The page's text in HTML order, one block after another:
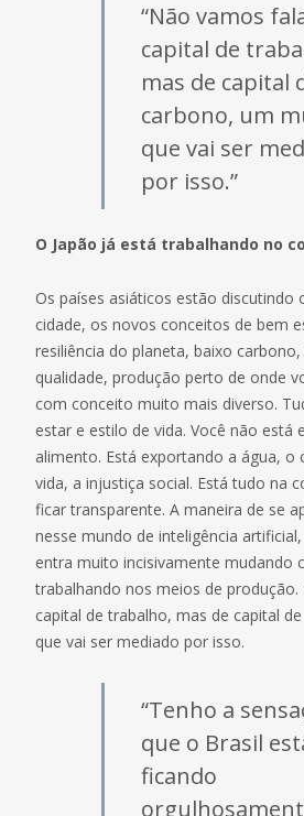
“Não vamos
capital de
mas de capital
carbono, um
que vai ser
por isso.”
O Japão já está trabalhando no
Os países asiáticos estão discutindo
cidade, os novos conceitos de bem
resiliência do planeta, baixo
qualidade, produção perto de onde
com conceito muito mais diverso.
estar e estilo de vida. Você não está
alimento. Está exportando a água, o
vida, a injustiça social. Está tudo na
ficar transparente. A maneira de se
nesse mundo de inteligência
entra muito incisivamente mudando
trabalhando nos meios de
capital de trabalho, mas de capital
que vai ser mediado por isso.
“Tenho a
que o Brasil
ficando